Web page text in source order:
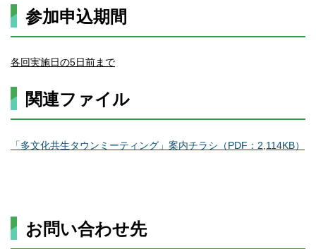
参加申込期間
各回実施日の5日前まで
関連ファイル
「多文化共生タウンミーティング」案内チラシ（PDF：2,114KB）
お問い合わせ先